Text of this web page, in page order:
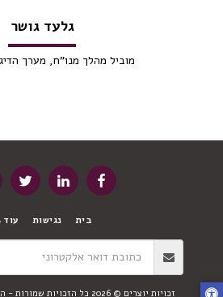
גלעד גושר
מוביל מהלך מנו"ח, מערך
בית נגישות עוד
זכויות יוצרים © 2026 כל הזכויות שמורות -